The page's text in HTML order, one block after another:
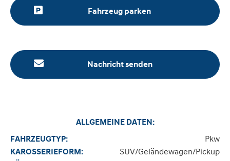
Fahrzeug parken
Nachricht senden
ALLGEMEINE DATEN:
FAHRZEUGTYP:
Pkw
KAROSSERIEFORM:
SUV/Geländewagen/Pickup